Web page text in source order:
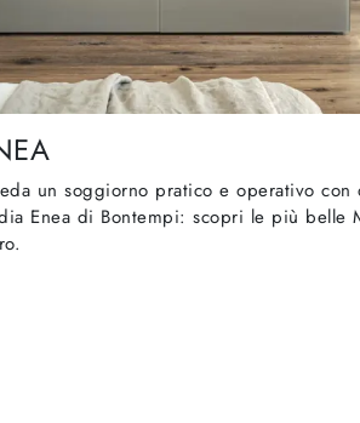
un soggiorno pratico e operativo con
Enea di Bontempi: scopri le più belle